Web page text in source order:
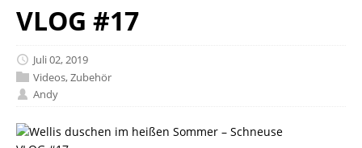
VLOG #17
Juli 02, 2019
Videos,Zubehör
Andy